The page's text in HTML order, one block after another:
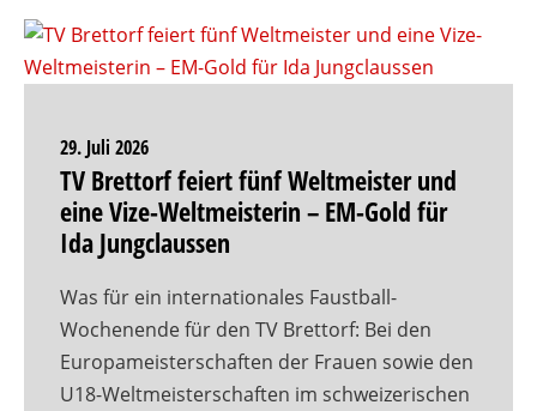
29. Juli 2026
TV Brettorf feiert fünf Weltmeister und
eine Vize-Weltmeisterin – EM-Gold für
Ida Jungclaussen
Was für ein internationales Faustball-
Wochenende für den TV Brettorf: Bei den
Europameisterschaften der Frauen sowie den
U18-Weltmeisterschaften im schweizerischen